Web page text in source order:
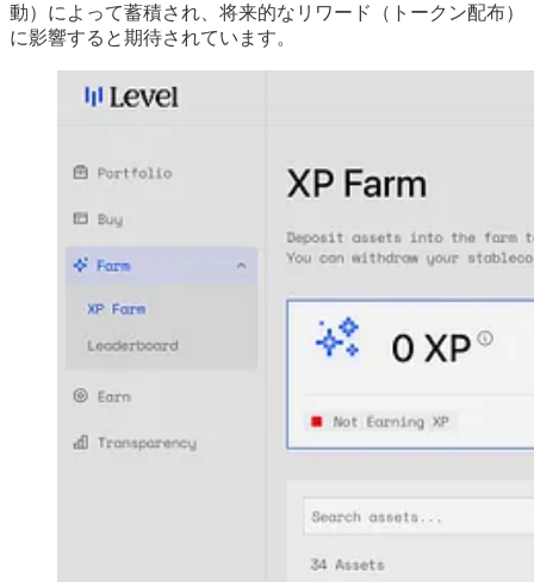
動）によって蓄積され、将来的なリワード（トークン配布）
に影響すると期待されています。